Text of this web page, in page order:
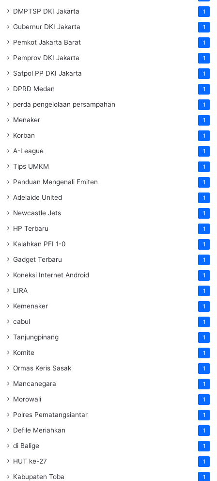
DMPTSP DKI Jakarta 1
Gubernur DKI Jakarta 1
Pemkot Jakarta Barat 1
Pemprov DKI Jakarta 1
Satpol PP DKI Jakarta 1
DPRD Medan 1
perda pengelolaan persampahan 1
Menaker 1
Korban 1
A-League 1
Tips UMKM 1
Panduan Mengenali Emiten 1
Adelaide United 1
Newcastle Jets 1
HP Terbaru 1
Kalahkan PFI 1-0 1
Gadget Terbaru 1
Koneksi Internet Android 1
LIRA 1
Kemenaker 1
cabul 1
Tanjungpinang 1
Komite 1
Ormas Keris Sasak 1
Mancanegara 1
Morowali 1
Polres Pematangsiantar 1
Defile Meriahkan 1
di Balige 1
HUT ke-27 1
Kabupaten Toba 1